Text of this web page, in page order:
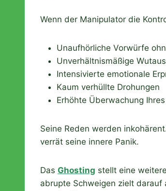
Wenn der Manipulator die
Unaufhörliche Vorwürfe
Unverhältnismäßige
Intensivierte emotionale
Kaum verhüllte Drohungen
Erhöhte Überwachung
Seine Reden werden
verrät seine innere Panik.
Das Ghosting stellt eine
abrupte Schweigen zielt